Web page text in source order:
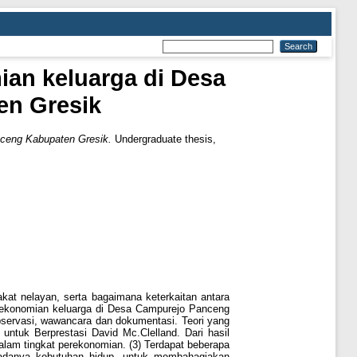
keluarga di Desa
Gresik
Kabupaten Gresik. Undergraduate thesis,
nelayan, serta bagaimana keterkaitan antara
keluarga di Desa Campurejo Panceng
wawancara dan dokumentasi. Teori yang
Berprestasi David Mc.Clelland. Dari hasil
tingkat perekonomian. (3) Terdapat beberapa